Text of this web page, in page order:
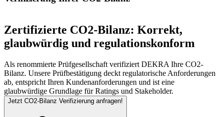
Zertifizierte CO2-Bilanz: Korrekt,
glaubwürdig und regulationskonform
Als renommierte Prüfgesellschaft verifiziert DEKRA Ihre CO2-
Bilanz. Unsere Prüfbestätigung deckt regulatorische Anforderungen
ab, entspricht Ihren Kundenanforderungen und ist eine
glaubwürdige Grundlage für Ratings und Stakeholder.
Jetzt CO2-Bilanz Verifizierung anfragen!